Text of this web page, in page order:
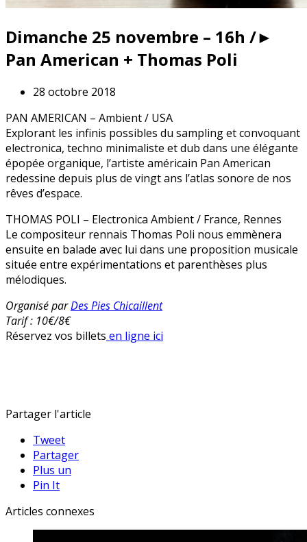
Dimanche 25 novembre – 16h /►
Pan American + Thomas Poli
28 octobre 2018
PAN AMERICAN – Ambient / USA
Explorant les infinis possibles du sampling et convoquant
electronica, techno minimaliste et dub dans une élégante
épopée organique, l’artiste américain Pan American
redessine depuis plus de vingt ans l’atlas sonore de nos
rêves d’espace.
THOMAS POLI – Electronica Ambient / France, Rennes
Le compositeur rennais Thomas Poli nous emmènera
ensuite en balade avec lui dans une proposition musicale
située entre expérimentations et parenthèses plus
mélodiques.
Organisé parDes Pies Chicaillent
Tarif : 10€/8€
Réservez vos billets en ligne ici
Partager l'article
Tweet
Partager
Plus un
Pin It
Articles connexes